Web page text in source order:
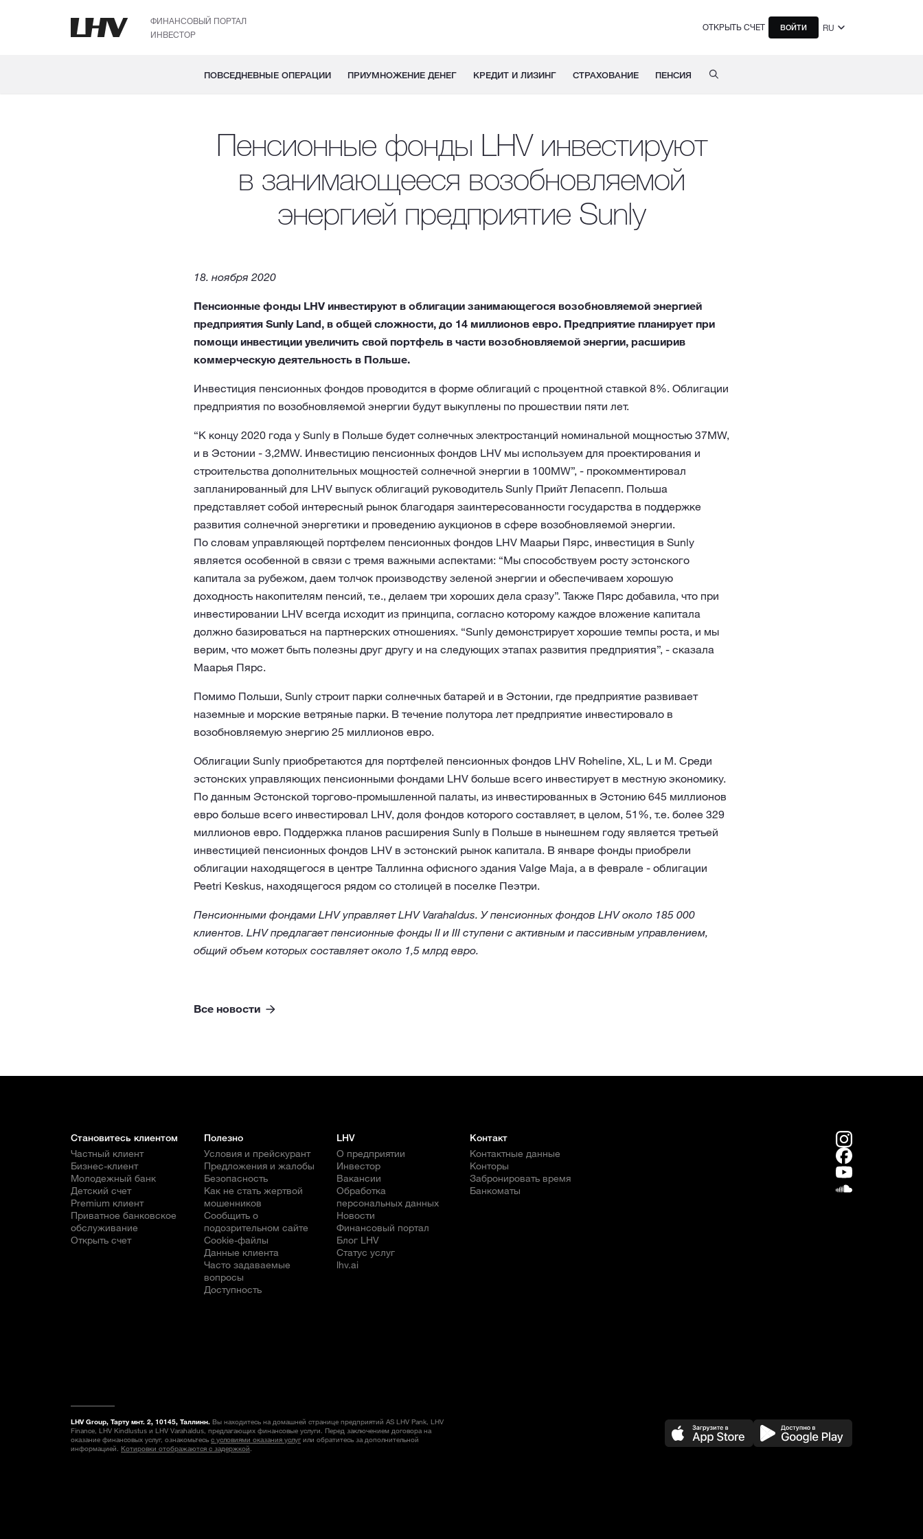
ФИНАНСОВЫЙ ПОРТАЛ
ИНВЕСТОР
ОТКРЫТЬ СЧЕТ ВОЙТИ RU
ПОВСЕДНЕВНЫЕ ОПЕРАЦИИ ПРИУМНОЖЕНИЕ ДЕНЕГ КРЕДИТ И ЛИЗИНГ СТРАХОВАНИЕ ПЕНСИЯ
Пенсионные фонды LHV инвестируют
в занимающееся возобновляемой
энергией предприятие Sunly
18. ноября 2020
Пенсионные фонды LHV инвестируют в облигации занимающегося возобновляемой энергией
предприятия Sunly Land, в общей сложности, до 14 миллионов евро. Предприятие планирует при
помощи инвестиции увеличить свой портфель в части возобновляемой энергии, расширив
коммерческую деятельность в Польше.
Инвестиция пенсионных фондов проводится в форме облигаций с процентной ставкой 8%. Облигации
предприятия по возобновляемой энергии будут выкуплены по прошествии пяти лет.
“К концу 2020 года у Sunly в Польше будет солнечных электростанций номинальной мощностью 37MW,
и в Эстонии - 3,2MW. Инвестицию пенсионных фондов LHV мы используем для проектирования и
строительства дополнительных мощностей солнечной энергии в 100MW”, - прокомментировал
запланированный для LHV выпуск облигаций руководитель Sunly Прийт Лепасепп. Польша
представляет собой интересный рынок благодаря заинтересованности государства в поддержке
развития солнечной энергетики и проведению аукционов в сфере возобновляемой энергии.
По словам управляющей портфелем пенсионных фондов LHV Маарьи Пярс, инвестиция в Sunly
является особенной в связи с тремя важными аспектами: “Мы способствуем росту эстонского
капитала за рубежом, даем толчок производству зеленой энергии и обеспечиваем хорошую
доходность накопителям пенсий, т.е., делаем три хороших дела сразу”. Также Пярс добавила, что при
инвестировании LHV всегда исходит из принципа, согласно которому каждое вложение капитала
должно базироваться на партнерских отношениях. “Sunly демонстрирует хорошие темпы роста, и мы
верим, что может быть полезны друг другу и на следующих этапах развития предприятия”, - сказала
Маарья Пярс.
Помимо Польши, Sunly строит парки солнечных батарей и в Эстонии, где предприятие развивает
наземные и морские ветряные парки. В течение полутора лет предприятие инвестировало в
возобновляемую энергию 25 миллионов евро.
Облигации Sunly приобретаются для портфелей пенсионных фондов LHV Roheline, XL, L и M. Среди
эстонских управляющих пенсионными фондами LHV больше всего инвестирует в местную экономику.
По данным Эстонской торгово-промышленной палаты, из инвестированных в Эстонию 645 миллионов
евро больше всего инвестировал LHV, доля фондов которого составляет, в целом, 51%, т.е. более 329
миллионов евро. Поддержка планов расширения Sunly в Польше в нынешнем году является третьей
инвестицией пенсионных фондов LHV в эстонский рынок капитала. В январе фонды приобрели
облигации находящегося в центре Таллинна офисного здания Valge Maja, а в феврале - облигации
Peetri Keskus, находящегося рядом со столицей в поселке Пеэтри.
Пенсионными фондами LHV управляет LHV Varahaldus. У пенсионных фондов LHV около 185 000
клиентов. LHV предлагает пенсионные фонды II и III ступени с активным и пассивным управлением,
общий объем которых составляет около 1,5 млрд евро.
Все новости
Становитесь клиентом
Частный клиент
Бизнес-клиент
Молодежный банк
Детский счет
Premium клиент
Приватное банковское
обслуживание
Открыть счет
Полезно
Условия и прейскурант
Предложения и жалобы
Безопасность
Как не стать жертвой
мошенников
Сообщить о
подозрительном сайте
Cookie-файлы
Данные клиента
Часто задаваемые
вопросы
Доступность
LHV
О предприятии
Инвестор
Вакансии
Обработка
персональных данных
Новости
Финансовый портал
Блог LHV
Статус услуг
lhv.ai
Контакт
Контактные данные
Конторы
Забронировать время
Банкоматы
LHV Group, Тарту мнт. 2, 10145, Таллинн. Вы находитесь на домашней странице предприятий AS LHV Pank, LHV
Finance, LHV Kindlustus и LHV Varahaldus, предлагающих финансовые услуги. Перед заключением договора на
оказание финансовых услуг, ознакомьтесь с условиями оказания услуг или обратитесь за дополнительной
информацией. Котировки отображаются с задержкой.